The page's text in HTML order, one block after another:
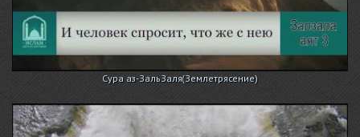
Сура аз-ЗальЗаля(Землетрясение)